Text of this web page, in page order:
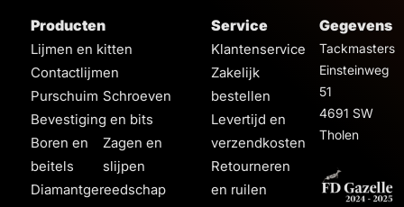
Producten
Lijmen en kitten
Contactlijmen
Purschuim Schroeven
Bevestiging en bits
Boren en
beitels
Zagen en
slijpen
Diamantgereedschap
Service
Klantenservice
Zakelijk
bestellen
Levertijd en
verzendkosten
Retourneren
en ruilen
Gegevens
Tackmasters
Einsteinweg
51
4691 SW
Tholen